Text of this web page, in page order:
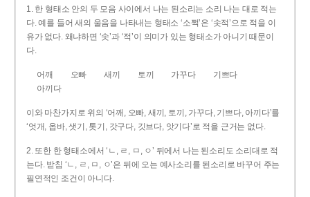
1. 한 형태소 안의 두 모음 사이에서 나는 된소리는 소리 나는 대로 적는
다. 예를 들어 새의 울음을 나타내는 형태소 ‘소쩍’은 ‘솟적’으로 적을 이
유가 없다. 왜냐하면 ‘솟’과 ‘적’이 의미가 있는 형태소가 아니기 때문이
다.
어깨 오빠 새끼 토끼 가꾸다
기쁘다
아끼다
이와 마찬가지로 위의 ‘어깨, 오빠, 새끼, 토끼, 가꾸다, 기쁘다, 아끼다’를
‘엇개, 옵바, 샛기, 톳기, 갓구다, 깃브다, 앗기다’로 적을 근거는 없다.
2. 또한 한 형태소에서 ‘ㄴ, ㄹ, ㅁ, ㅇ’ 뒤에서 나는 된소리도 소리대로 적
는다. 받침 ‘ㄴ, ㄹ, ㅁ, ㅇ’은 뒤에 오는 예사소리를 된소리로 바꾸어 주는
필연적인 조건이 아니다.